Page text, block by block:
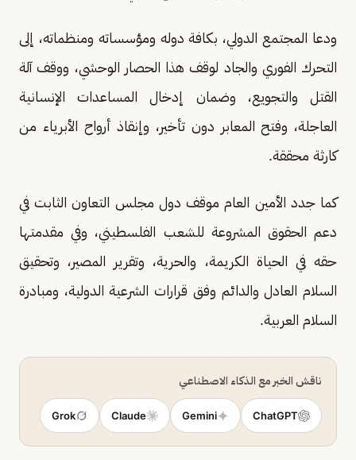
ودعا المجتمع الدولي، بكافة دوله ومؤسساته ومنظماته، إلى
التحرك الفوري والجاد لوقف هذا الحصار الوحشي، ووقف آلة
القتل والتجويع، وضمان إدخال المساعدات الإنسانية
العاجلة، وفتح المعابر دون تأخير، وإنقاذ أرواح الأبرياء من
كارثة محققة.
كما جدد الأمين العام موقف دول مجلس التعاون الثابت في
دعم الحقوق المشروعة للشعب الفلسطيني، وفي مقدمتها
حقه في الحياة الكريمة، والحرية، وتقرير المصير، وتحقيق
السلام العادل والدائم وفق قرارات الشرعية الدولية، ومبادرة
السلام العربية.
ناقش الخبر مع الذكاء الاصطناعي
ChatGPT
Gemini
Claude
Grok